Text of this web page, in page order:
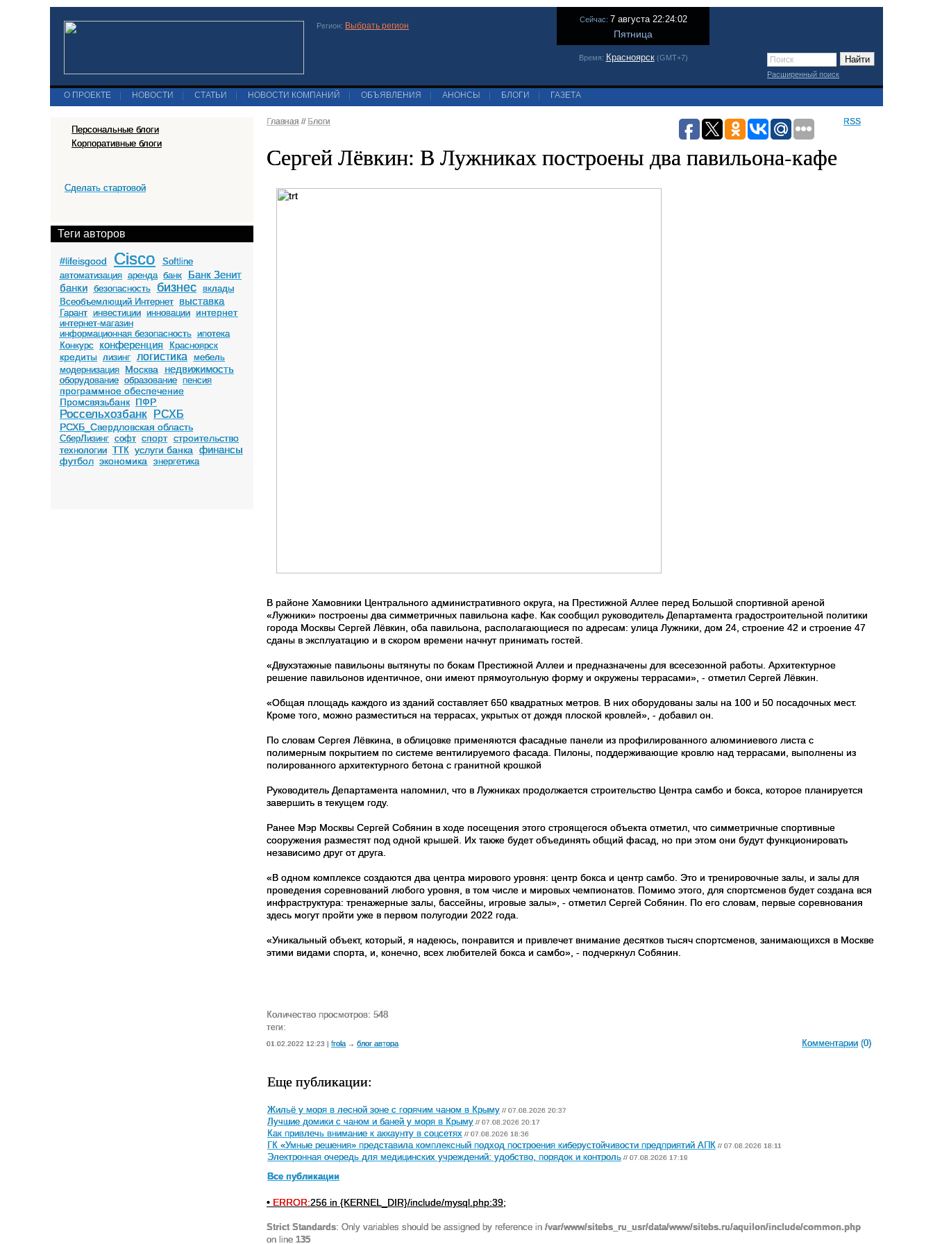
Регион: Выбрать регион
Сейчас: 7 августа 22:24:02
Пятница
Время: Красноярск(GMT+7)
Расширенный поиск
О ПРОЕКТЕ НОВОСТИ СТАТЬИ НОВОСТИ КОМПАНИЙ ОБЪЯВЛЕНИЯ АНОНСЫ БЛОГИ ГАЗЕТА
Персональные блоги
Корпоративные блоги
Сделать стартовой
Теги авторов
#lifeisgood Cisco
Softline
автоматизация аренда банк
Банк Зенит
банки безопасность бизнес
вклады
Всеобъемлющий Интернет
выставка
Гарант инвестиции инновации интернет
интернет-магазин
информационная безопасность ипотека
Конкурс
конференция Красноярск
кредиты лизинг логистика
мебель
модернизация
Москва недвижимость
оборудование образование пенсия
программное обеспечение
Промсвязьбанк ПФР
Россельхозбанк РСХБ
РСХБ_Свердловская область
СберЛизинг софт спорт строительство
технологии ТТК услуги банка финансы
футбол экономика энергетика
Главная // Блоги RSS
Сергей Лёвкин: В Лужниках построены два павильона-кафе
В районе Хамовники Центрального административного округа, на Престижной Аллее перед Большой спортивной ареной
«Лужники» построены два симметричных павильона кафе. Как сообщил руководитель Департамента градостроительной политики
города Москвы Сергей Лёвкин, оба павильона, располагающиеся по адресам: улица Лужники, дом 24, строение 42 и строение 47
сданы в эксплуатацию и в скором времени начнут принимать гостей.
«Двухэтажные павильоны вытянуты по бокам Престижной Аллеи и предназначены для всесезонной работы. Архитектурное
решение павильонов идентичное, они имеют прямоугольную форму и окружены террасами», - отметил Сергей Лёвкин.
«Общая площадь каждого из зданий составляет 650 квадратных метров. В них оборудованы залы на 100 и 50 посадочных мест.
Кроме того, можно разместиться на террасах, укрытых от дождя плоской кровлей», - добавил он.
По словам Сергея Лёвкина, в облицовке применяются фасадные панели из профилированного алюминиевого листа с
полимерным покрытием по системе вентилируемого фасада. Пилоны, поддерживающие кровлю над террасами, выполнены из
полированного архитектурного бетона с гранитной крошкой
Руководитель Департамента напомнил, что в Лужниках продолжается строительство Центра самбо и бокса, которое планируется
завершить в текущем году.
Ранее Мэр Москвы Сергей Собянин в ходе посещения этого строящегося объекта отметил, что симметричные спортивные
сооружения разместят под одной крышей. Их также будет объединять общий фасад, но при этом они будут функционировать
независимо друг от друга.
«В одном комплексе создаются два центра мирового уровня: центр бокса и центр самбо. Это и тренировочные залы, и залы для
проведения соревнований любого уровня, в том числе и мировых чемпионатов. Помимо этого, для спортсменов будет создана вся
инфраструктура: тренажерные залы, бассейны, игровые залы», - отметил Сергей Собянин. По его словам, первые соревнования
здесь могут пройти уже в первом полугодии 2022 года.
«Уникальный объект, который, я надеюсь, понравится и привлечет внимание десятков тысяч спортсменов, занимающихся в Москве
этими видами спорта, и, конечно, всех любителей бокса и самбо», - подчеркнул Собянин.
Количество просмотров: 548
теги:
01.02.2022 12:23 | frola → блог автора Комментарии (0)
Еще публикации:
Жильё у моря в лесной зоне с горячим чаном в Крыму // 07.08.2026 20:37
Лучшие домики с чаном и баней у моря в Крыму // 07.08.2026 20:17
Как привлечь внимание к аккаунту в соцсетях // 07.08.2026 18:36
ГК «Умные решения» представила комплексный подход построения киберустойчивости предприятий АПК // 07.08.2026 18:11
Электронная очередь для медицинских учреждений: удобство, порядок и контроль // 07.08.2026 17:19
Все публикации
• ERROR:256 in {KERNEL_DIR}/include/mysql.php:39;
Strict Standards: Only variables should be assigned by reference in /var/www/sitebs_ru_usr/data/www/sitebs.ru/aquilon/include/common.php
on line 135